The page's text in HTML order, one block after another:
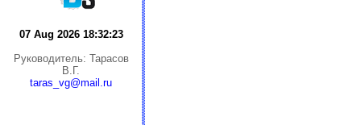
07 Aug 2026 18:32:23
Руководитель: Тарасов
В.Г.
taras_vg@mail.ru